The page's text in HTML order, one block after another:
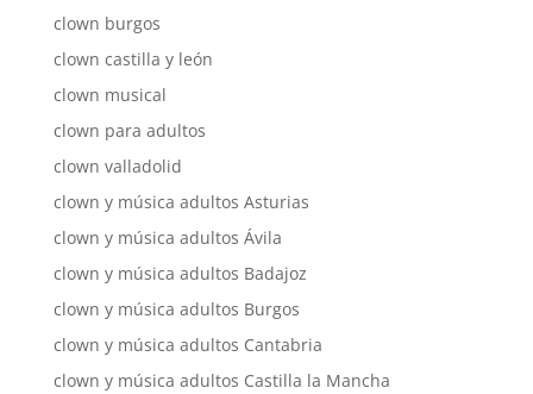
clown burgos
clown castilla y león
clown musical
clown para adultos
clown valladolid
clown y música adultos Asturias
clown y música adultos Ávila
clown y música adultos Badajoz
clown y música adultos Burgos
clown y música adultos Cantabria
clown y música adultos Castilla la Mancha